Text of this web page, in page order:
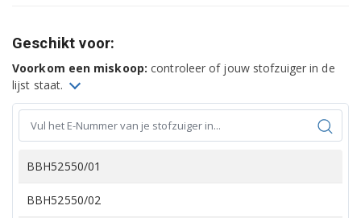
Geschikt voor:
Voorkom een miskoop: controleer of jouw stofzuiger in de
lijst staat.
BBH52550/01
BBH52550/02